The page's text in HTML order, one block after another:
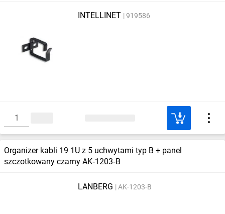
INTELLINET 919586
Organizer kabli 19 1U z 5 uchwytami typ B + panel
szczotkowany czarny AK‑1203‑B
LANBERG AK-1203-B